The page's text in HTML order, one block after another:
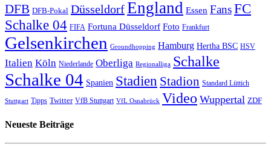
DFB DFB-Pokal DüsseldorfEngland Essen FansFC
Schalke 04 FIFA Fortuna Düsseldorf Foto Frankfurt
Gelsenkirchen Groundhopping Hamburg Hertha BSC HSV
Italien Köln Niederlande Oberliga Regionalliga Schalke
Schalke 04 Spanien Stadien Stadion Standard Lüttich
Stuttgart Tipps Twitter VfB Stuttgart VfL Osnabrück Video Wuppertal ZDF
Neueste Beiträge